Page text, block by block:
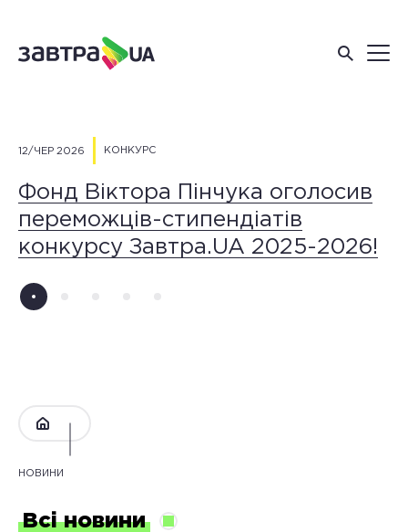
12/ЧЕР 2026 КОНКУРС
Фонд Віктора Пінчука оголосив
переможців-стипендіатів
конкурсу Завтра.UA 2025-2026!
НОВИНИ
Всі новини